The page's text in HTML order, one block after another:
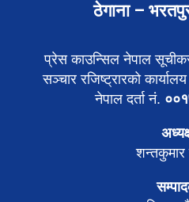
ठेगाना –
प्रेस काउन्सिल नेपाल
सञ्चार रजिष्ट्रारको
नेपाल दर्ता नं.
शन्तकुमार